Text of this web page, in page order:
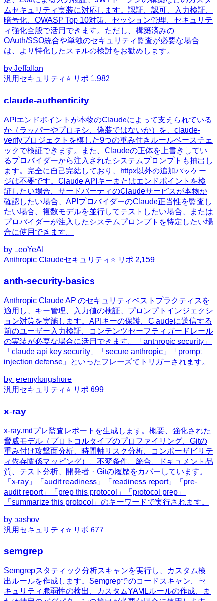
ムセキュリティ実装に対応します。認証、認可、入力検証、
暗号化、OWASP Top 10対策、セッション管理、セキュリテ
ィ強化全般で活用できます。ただし、構築済みの
OAuth/SSO統合や単独のセキュリティ監査が必要な場合
は、より特化したスキルの検討をお勧めします。
by Jeffallan
汎用 セキュリティ ⭐ リポ 1,982
claude-authenticity
APIエンドポイントが本物のClaudeによって支えられている
か（ラッパーやプロキシ、偽装ではないか）を、claude-
verifyプロジェクトを模した9つの重み付きルールベースチェ
ックで検証できます。また、Claudeの正体を上書きしてい
るプロバイダーから注入されたシステムプロンプトも抽出し
ます。完全に自己完結しており、httpx以外の追加パッケー
ジは不要です。Claude APIキーまたはエンドポイントを検
証したい場合、サードパーティのClaudeサービスが本物か
確認したい場合、APIプロバイダーのClaude正当性を監査し
たい場合、複数モデルを並行してテストしたい場合、または
プロバイダーが注入したシステムプロンプトを特定したい場
合に使用できます。
by LeoYeAI
Anthropic Claudeセキュリティ ⭐ リポ 2,159
anth-security-basics
Anthropic Claude APIのセキュリティベストプラクティスを
適用し、キー管理、入力値の検証、プロンプトインジェクシ
ョン対策を実施します。APIキーの保護、Claudeに送信する
前のユーザー入力検証、コンテンツセーフティガードレール
の実装が必要な場合に活用できます。「anthropic security」
「claude api key security」「secure anthropic」「prompt
injection defense」といったフレーズでトリガーされます。
by jeremylongshore
汎用 セキュリティ ⭐ リポ 699
x-ray
x-ray.mdプレ監査レポートを生成します。概要、強化された
脅威モデル（プロトコルタイプのプロファイリング、Gitの
重み付け攻撃面分析、時間軸リスク分析、コンポーザビリテ
ィ依存関係マッピング）、不変条件、統合、ドキュメント品
質、テスト分析、開発者・Gitの履歴をカバーしています。
「x-ray」「audit readiness」「readiness report」「pre-
audit report」「prep this protocol」「protocol prep」
「summarize this protocol」のキーワードで実行されます。
by pashov
汎用 セキュリティ ⭐ リポ 677
semgrep
Semgrepスタティック分析スキャンを実行し、カスタム検
出ルールを作成します。Semgrepでのコードスキャン、セ
キュリティ脆弱性の検出、カスタムYAMLルールの作成、ま